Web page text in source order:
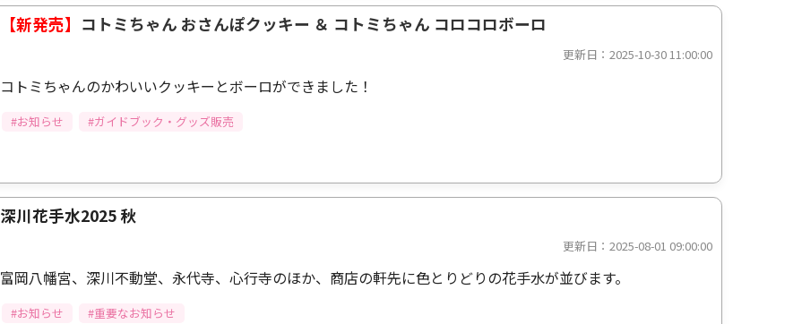
【新発売】 コトミちゃん おさんぽクッキー ＆ コトミちゃん コロコロボーロ
更新日：2025-10-30 11:00:00
コトミちゃんのかわいいクッキーとボーロができました！
#お知らせ #ガイドブック・グッズ販売
深川花手水2025 秋
更新日：2025-08-01 09:00:00
富岡八幡宮、深川不動堂、永代寺、心行寺のほか、商店の軒先に色とりどりの花手水が並びます。
#お知らせ #重要なお知らせ